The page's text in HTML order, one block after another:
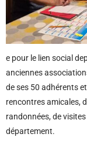
e pour le lien social
anciennes
de ses 50 adhérents
rencontres amicales,
randonnées, de
département.